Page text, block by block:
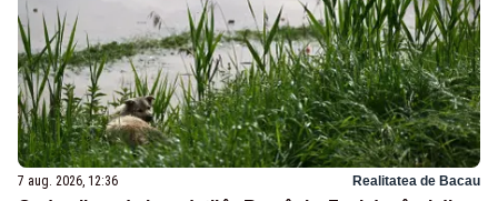
7 aug. 2026, 12:36 Realitatea de Bacau